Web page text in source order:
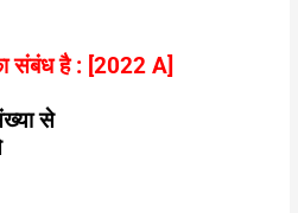
संबंध है : [2022 A]
से